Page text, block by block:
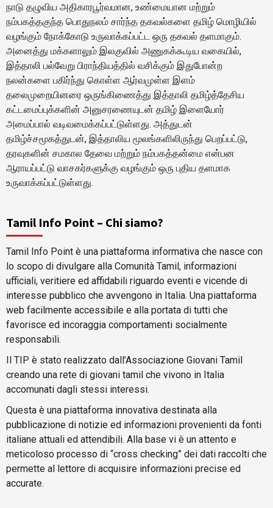
நாடு தழுவிய அதிகாரபூர்வமான, உண்மையான மற்றும்
நம்பகத்தகுந்த பொதுநலம் சார்ந்த தகவல்களை தமிழ் மொழியில்
வழங்கும் நோக்கோடு உருவாக்கப்பட்ட ஒரு தகவல் தளமாகும்.
அனைத்து மக்களாலும் இலகுவில் அணுகக்கூடிய வகையில்,
இத்தாலி பல்வேறு பிராந்தியத்தில் வசிக்கும் இதுபோன்ற
நலன்களை பகிர்ந்து கொள்ள ஆர்வமுள்ள இளம்
தலைமுறையினரை ஒருங்கிணைத்து இத்தாலி தமிழ்த்தேசிய
கட்டமைப்புக்களின் அனுசரணையுடன் தமிழ் இளையோர்
அமைப்பால் வடிவமைக்கப்பட்டுள்ளது. அத்துடன்
தமிழ்ச்சமூகத்துடன், இத்தாலிய மூலங்களிலிருந்து பெறப்பட்டு,
தரவுகளின் சமகால தேவை மற்றும் நம்பகத்தன்மை என்பன
ஆராயப்பட்டு வாசகர்களுக்கு வழங்கும் ஒரு புதிய தளமாக
உருவாக்கப்பட்டுள்ளது.
Tamil Info Point – Chi siamo?
Tamil Info Point è una piattaforma informativa che nasce con
lo scopo di divulgare alla Comunità Tamil, informazioni
ufficiali, veritiere ed affidabili riguardo eventi e vicende di
interesse pubblico che avvengono in Italia. Una piattaforma
web facilmente accessibile e alla portata di tutti che
favorisce ed incoraggia comportamenti socialmente
responsabili.
Il TIP è stato realizzato dall’Associazione Giovani Tamil
creando una rete di giovani tamil che vivono in Italia
accomunati dagli stessi interessi.
Questa è una piattaforma innovativa destinata alla
pubblicazione di notizie ed informazioni provenienti da fonti
italiane attuali ed attendibili. Alla base vi è un attento e
meticoloso processo di “cross checking” dei dati raccolti che
permette al lettore di acquisire informazioni precise ed
accurate.